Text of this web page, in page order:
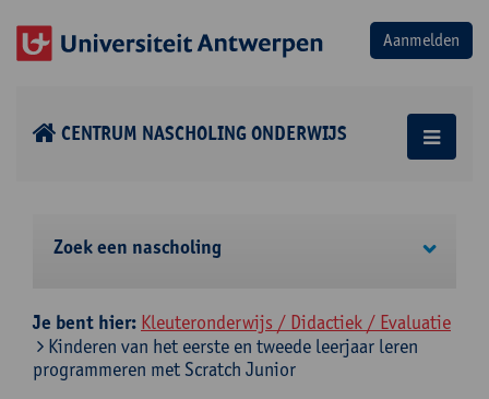
CENTRUM NASCHOLING ONDERWIJS
Zoek een nascholing
Je bent hier: Kleuteronderwijs / Didactiek / Evaluatie
Kinderen van het eerste en tweede leerjaar leren
programmeren met Scratch Junior